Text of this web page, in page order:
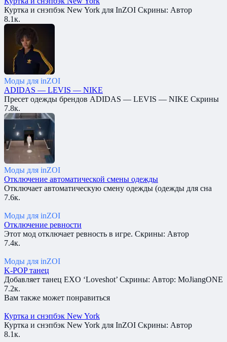
Куртка и снэпбэк New York для InZOI Скрины: Автор
8.1к.
Моды для inZOI
ADIDAS — LEVIS — NIKE
Пресет одежды брендов ADIDAS — LEVIS — NIKE Скрины
7.8к.
Моды для inZOI
Отключение автоматической смены одежды
Отключает автоматическую смену одежды (одежды для сна
7.6к.
Моды для inZOI
Отключение ревности
Этот мод отключает ревность в игре. Скрины: Автор
7.4к.
Моды для inZOI
K-POP танец
Добавляет танец EXO ‘Loveshot’ Скрины: Автор: MoJiangONE
7.2к.
Вам также может понравиться
Куртка и снэпбэк New York
Куртка и снэпбэк New York для InZOI Скрины: Автор
8.1к.